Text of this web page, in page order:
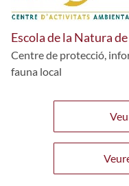
Escola de la Natura
Centre de protecció,
fauna local